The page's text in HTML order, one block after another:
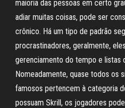
maioria das pessoas em certo
adiar muitas coisas, pode ser
crônico. Há um tipo de padrão
procrastinadores, geralmente,
gerenciamento do tempo e listas
Nomeadamente, quase todos os
famosos pertencem à categoria
possuam Skrill, os jogadores